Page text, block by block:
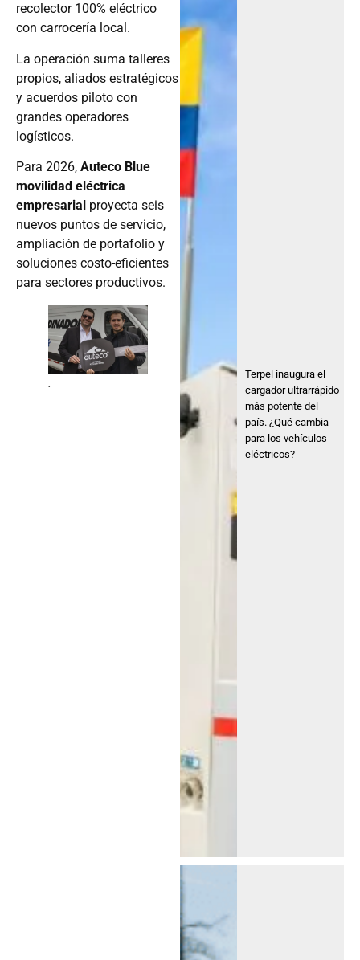
recolector 100% eléctrico
con carrocería local.
La operación suma talleres
propios, aliados estratégicos
y acuerdos piloto con
grandes operadores
logísticos.
Para 2026, Auteco Blue
movilidad eléctrica
empresarial proyecta seis
nuevos puntos de servicio,
ampliación de portafolio y
soluciones costo-eficientes
para sectores productivos.
.
Terpel inaugura el
cargador ultrarrápido
más potente del
país. ¿Qué cambia
para los vehículos
eléctricos?